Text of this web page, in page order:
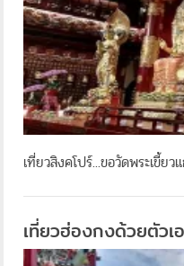
เที่ยวสิงคโปร์...ขอวัดพระเขี้
เที่ยวฮ่องกงด้วยตัวเ